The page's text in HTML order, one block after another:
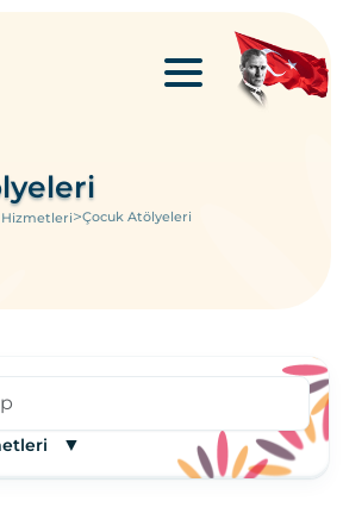
>Çocuk Atölyeleri
▼